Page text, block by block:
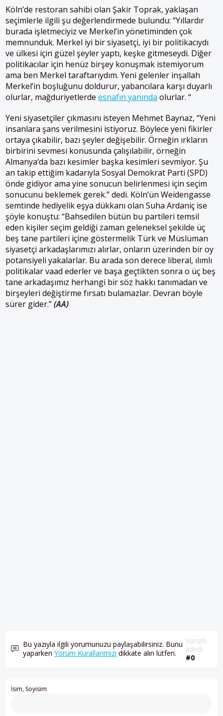
Köln’de restoran sahibi olan Şakir Toprak, yaklaşan
seçimlerle ilgili şu değerlendirmede bulundu: “Yıllardır
burada işletmeciyiz ve Merkel’in yönetiminden çok
memnunduk. Merkel iyi bir siyasetçi, iyi bir politikacıydı
ve ülkesi için güzel şeyler yaptı, keşke gitmeseydi. Diğer
politikacılar için henüz birşey konuşmak istemiyorum
ama ben Merkel taraftarıydım. Yeni gelenler inşallah
Merkel’in boşluğunu doldurur, yabancılara karşı duyarlı
olurlar, mağduriyetlerde esnafın yanında olurlar. “
Yeni siyasetçiler çıkmasını isteyen Mehmet Baynaz, “Yeni
insanlara şans verilmesini istiyoruz. Böylece yeni fikirler
ortaya çıkabilir, bazı şeyler değişebilir. Örneğin ırkların
birbirini sevmesi konusunda çalışılabilir, örneğin
Almanya‘da bazı kesimler başka kesimleri sevmiyor. Şu
an takip ettiğim kadarıyla Sosyal Demokrat Parti (SPD)
önde gidiyor ama yine sonucun belirlenmesi için seçim
sonucunu beklemek gerek.” dedi. Köln’ün Weidengasse
semtinde hediyelik eşya dükkanı olan Suha Ardaniç ise
şöyle konuştu: “Bahsedilen bütün bu partileri temsil
eden kişiler seçim geldiği zaman geleneksel şekilde üç
beş tane partileri içine göstermelik Türk ve Müslüman
siyasetçi arkadaşlarımızı alırlar, onların üzerinden bir oy
potansiyeli yakalarlar. Bu arada son derece liberal, ılımlı
politikalar vaad ederler ve başa geçtikten sonra o üç beş
tane arkadaşımız herhangi bir söz hakkı tanımadan ve
birşeyleri değiştirme fırsatı bulamazlar. Devran böyle
sürer gider.”(AA)
Bu yazıyla ilgili yorumunuzu paylaşabilirsiniz. Bunu
yaparkenYorum Kurallarımızı dikkate alın lütfen.
Yorum
adedi
#0
İsim, Soyisim